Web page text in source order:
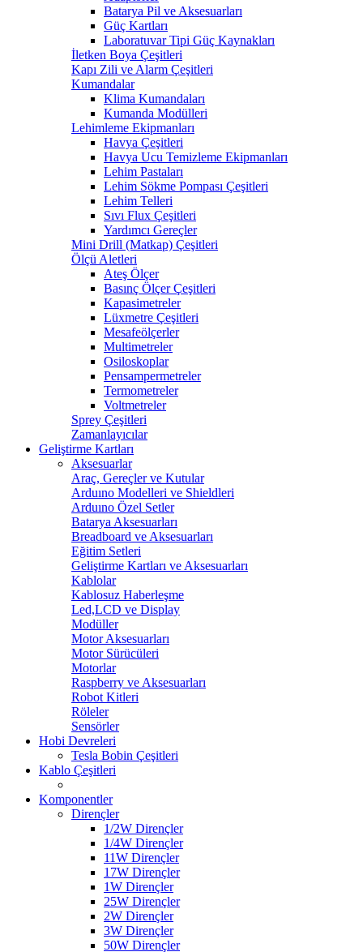
Batarya Pil ve Aksesuarları
Güç Kartları
Laboratuvar Tipi Güç Kaynakları
İletken Boya Çeşitleri
Kapı Zili ve Alarm Çeşitleri
Kumandalar
Klima Kumandaları
Kumanda Modülleri
Lehimleme Ekipmanları
Havya Çeşitleri
Havya Ucu Temizleme Ekipmanları
Lehim Pastaları
Lehim Sökme Pompası Çeşitleri
Lehim Telleri
Sıvı Flux Çeşitleri
Yardımcı Gereçler
Mini Drill (Matkap) Çeşitleri
Ölçü Aletleri
Ateş Ölçer
Basınç Ölçer Çeşitleri
Kapasimetreler
Lüxmetre Çeşitleri
Mesafeölçerler
Multimetreler
Osiloskoplar
Pensampermetreler
Termometreler
Voltmetreler
Sprey Çeşitleri
Zamanlayıcılar
Geliştirme Kartları
Aksesuarlar
Araç, Gereçler ve Kutular
Arduıno Modelleri ve Shieldleri
Arduıno Özel Setler
Batarya Aksesuarları
Breadboard ve Aksesuarları
Eğitim Setleri
Geliştirme Kartları ve Aksesuarları
Kablolar
Kablosuz Haberleşme
Led,LCD ve Display
Modüller
Motor Aksesuarları
Motor Sürücüleri
Motorlar
Raspberry ve Aksesuarları
Robot Kitleri
Röleler
Sensörler
Hobi Devreleri
Tesla Bobin Çeşitleri
Kablo Çeşitleri
Komponentler
Dirençler
1/2W Dirençler
1/4W Dirençler
11W Dirençler
17W Dirençler
1W Dirençler
25W Dirençler
2W Dirençler
3W Dirençler
50W Dirençler